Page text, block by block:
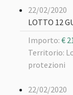
22/02/2020
LOTTO 12
Importo: €
Territorio:
protezioni
22/02/2020